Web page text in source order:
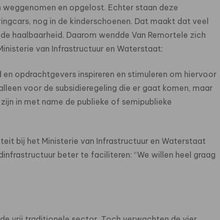
en opgelost. Echter staan deze
nog in de kinderschoenen. Dat maakt dat veel
haalbaarheid. Daarom wendde Van Remortele zich
van Infrastructuur en Waterstaat:
opdrachtgevers inspireren en stimuleren om hiervoor
voor de subsidieregeling die er gaat komen, maar
in met name de publieke of semipublieke
bij het Ministerie van Infrastructuur en Waterstaat
beter te faciliteren: “We willen heel graag